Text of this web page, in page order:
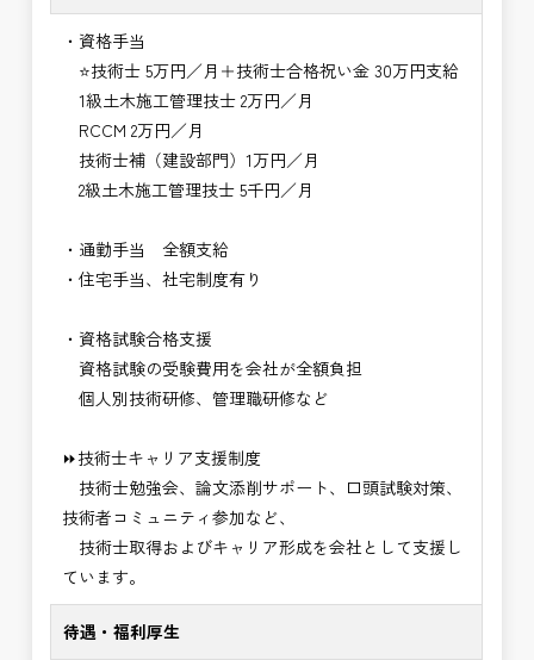
・資格手当
⭐技術士 5万円／月＋技術士合格祝い金 30万円支給
1級土木施工管理技士 2万円／月
RCCM 2万円／月
技術士補（建設部門）1万円／月
2級土木施工管理技士 5千円／月
・通勤手当 全額支給
・住宅手当、社宅制度有り
・資格試験合格支援
資格試験の受験費用を会社が全額負担
個人別技術研修、管理職研修など
⏩技術士キャリア支援制度
技術士勉強会、論文添削サポート、口頭試験対策、
技術者コミュニティ参加など、
技術士取得およびキャリア形成を会社として支援し
ています。
待遇・福利厚生